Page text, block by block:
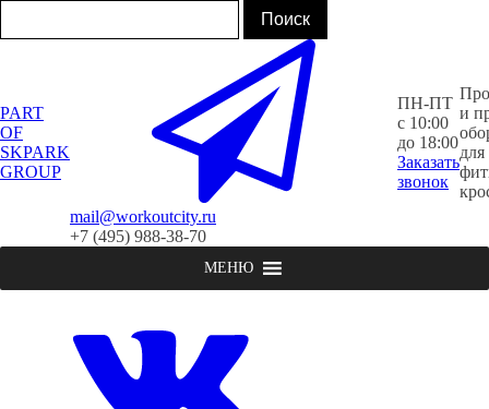
PART
OF
SKPARK
GROUP
mail@workoutcity.ru
+7 (495) 988-38-70
ПН-ПТ
с 10:00
до 18:00
Заказать
звонок
и
для
МЕНЮ